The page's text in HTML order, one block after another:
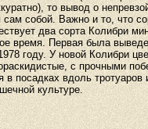
то вывод о
собой. Важно и то, что
два сорта Колибри
время. Первая была
году. У новой Колибри
с прочными
в посадках вдоль
культуре.